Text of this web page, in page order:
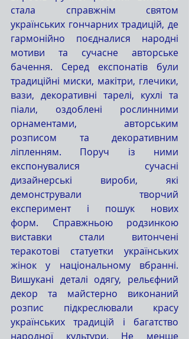
стала справжнім святом
українських гончарних традицій, де
гармонійно поєдналися народні
мотиви та сучасне авторське
бачення. Серед експонатів були
традиційні миски, макітри, глечики,
вази, декоративні тарелі, кухлі та
піали, оздоблені рослинними
орнаментами, авторським
розписом та декоративним
ліпленням. Поруч із ними
експонувалися сучасні
дизайнерські вироби, які
демонстрували творчий
експеримент і пошук нових
форм. Справжньою родзинкою
виставки стали витончені
теракотові статуетки українських
жінок у національному вбранні.
Вишукані деталі одягу, рельєфний
декор та майстерно виконаний
розпис підкреслювали красу
українських традицій і багатство
народної культури. Не менше